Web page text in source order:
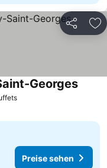
Teilen
Georges
Preise sehen